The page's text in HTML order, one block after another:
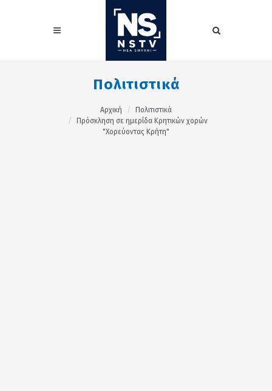
Πολιτιστικά
Αρχική
Πολιτιστικά
Πρόσκληση σε ημερίδα Κρητικών χορών
"Χορεύοντας Κρήτη"